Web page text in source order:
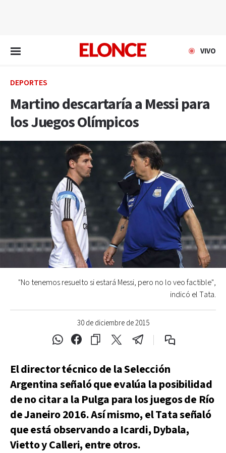
VIVO
DEPORTES
Martino descartaría a Messi para
los Juegos Olímpicos
30 de diciembre de 2015
"No tenemos resuelto si estará Messi, pero no lo veo factible",
indicó el Tata.
El director técnico de la Selección
Argentina señaló que evalúa la posibilidad
de no citar a la Pulga para los juegos de Río
de Janeiro 2016. Así mismo, el Tata señaló
que está observando a Icardi, Dybala,
Vietto y Calleri, entre otros.